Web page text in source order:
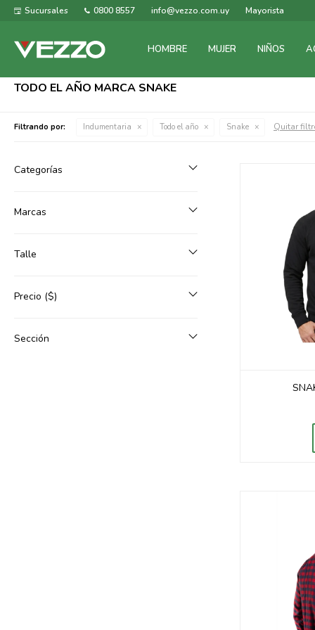
HOMBRE MUJER NIÑOS
Sucursales 0800 8557 info@vezzo.com.uy Mayorista
TODO EL AÑO MARCA SNAKE
Filtrando por: Indumentaria Todo el año Snake Quitar
Categorías
Marcas
Talle
Precio ($)
Sección